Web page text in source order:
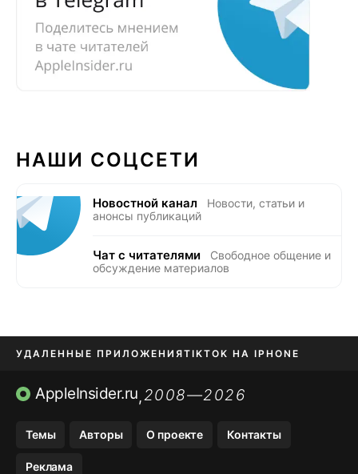
НАШИ СОЦСЕТИ
Новостной канал
Новости, статьи и
анонсы публикаций
Чат с читателями
Свободное общение и
обсуждение материалов
УДАЛЕННЫЕ ПРИЛОЖЕНИЯTIKTOK НА IPHONE
ПРИЛОЖЕНИЯ БЕЗ APP STORE
AppleInsider.ru,2008—2026
Темы Авторы О проекте Контакты
Реклама